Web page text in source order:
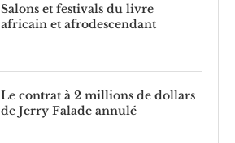
Salons et festivals du livre
africain et afrodescendant
Le contrat à 2 millions de dollars
de Jerry Falade annulé